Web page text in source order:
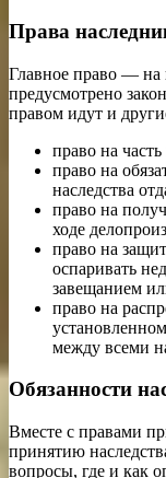
Права
Главное право — на
предусмотрено
правом идут и
право на
право на
наследства
право на
ходе
право на
оспаривать
завещанием
право на
между всеми
Обязанности
Вместе с правами
принятию
вопросы, где и как